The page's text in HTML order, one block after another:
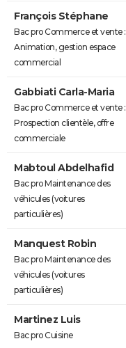
François Stéphane
Bac pro Commerce et vente :
Animation, gestion espace
commercial
Gabbiati Carla-Maria
Bac pro Commerce et vente :
Prospection clientèle, offre
commerciale
Mabtoul Abdelhafid
Bac pro Maintenance des
véhicules (voitures
particulières)
Manquest Robin
Bac pro Maintenance des
véhicules (voitures
particulières)
Martinez Luis
Bac pro Cuisine